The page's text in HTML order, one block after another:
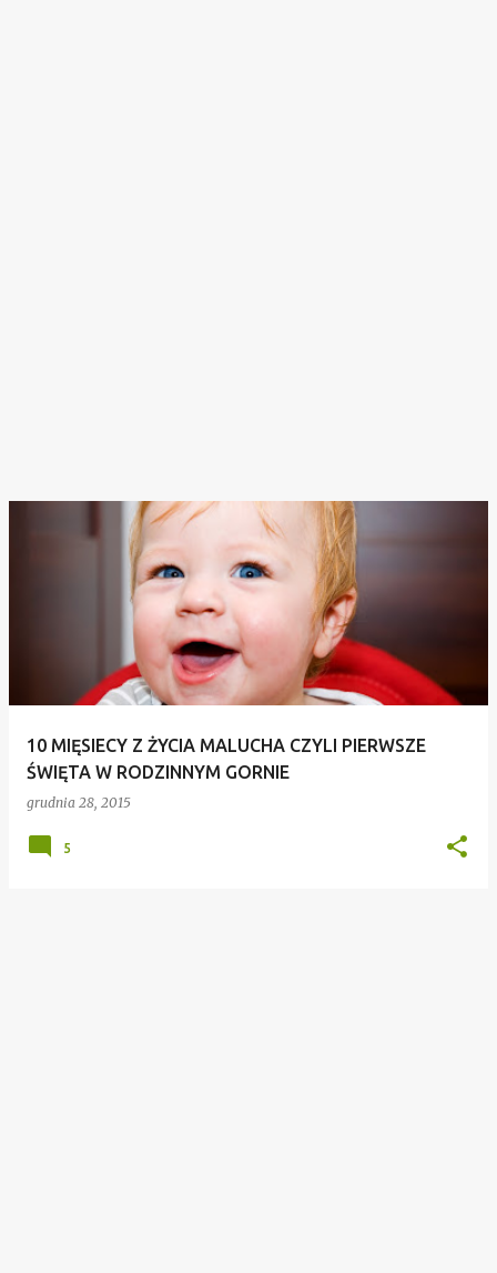
10 MIĘSIECY Z ŻYCIA MALUCHA CZYLI PIERWSZE
ŚWIĘTA W RODZINNYM GORNIE
grudnia 28, 2015
5